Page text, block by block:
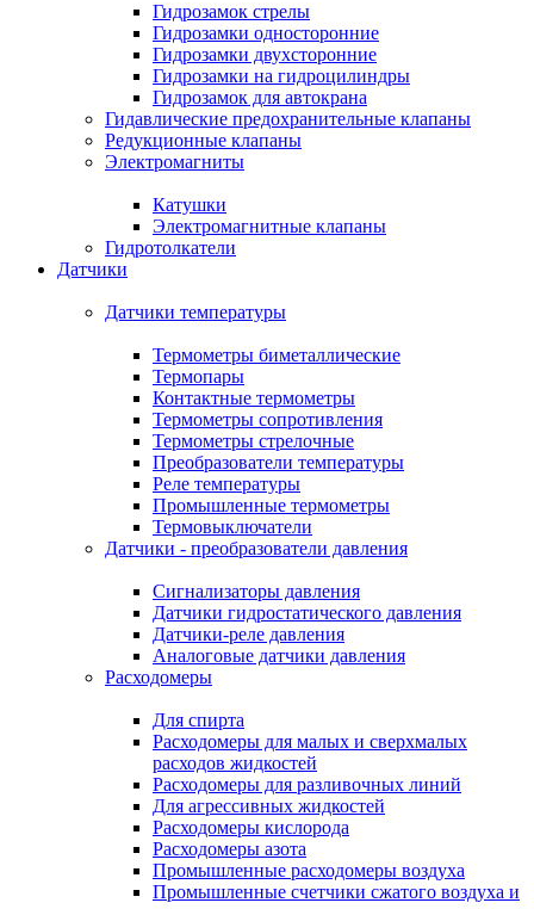
Гидрозамок стрелы
Гидрозамки односторонние
Гидрозамки двухсторонние
Гидрозамки на гидроцилиндры
Гидрозамок для автокрана
Гидавлические предохранительные клапаны
Редукционные клапаны
Электромагниты
Катушки
Электромагнитные клапаны
Гидротолкатели
Датчики
Датчики температуры
Термометры биметаллические
Термопары
Контактные термометры
Термометры сопротивления
Термометры стрелочные
Преобразователи температуры
Реле температуры
Промышленные термометры
Термовыключатели
Датчики - преобразователи давления
Сигнализаторы давления
Датчики гидростатического давления
Датчики-реле давления
Аналоговые датчики давления
Расходомеры
Для спирта
Расходомеры для малых и сверхмалых
расходов жидкостей
Расходомеры для разливочных линий
Для агрессивных жидкостей
Расходомеры кислорода
Расходомеры азота
Промышленные расходомеры воздуха
Промышленные счетчики сжатого воздуха и